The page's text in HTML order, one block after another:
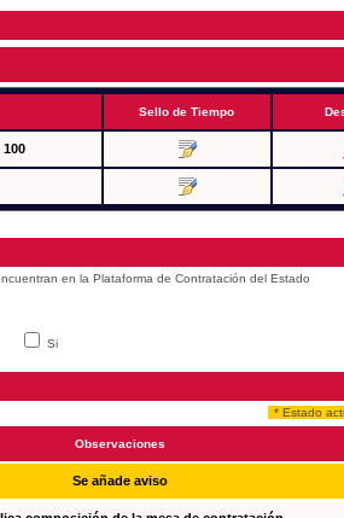
Sello de Tiempo
en la Plataforma de Contratación del Estado
Si
* Estado
Observaciones
Se añade aviso